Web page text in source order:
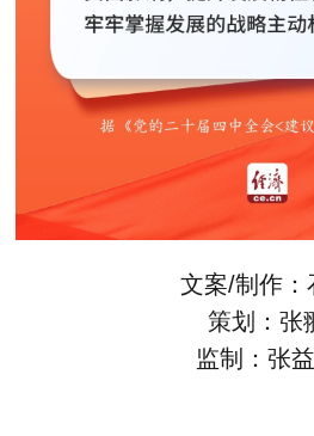
文案/制作：
策划：张
监制：张